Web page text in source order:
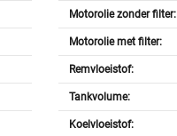
Motorolie zonder filter:
Motorolie met filter:
Remvloeistof:
Tankvolume:
Koelvloeistof: